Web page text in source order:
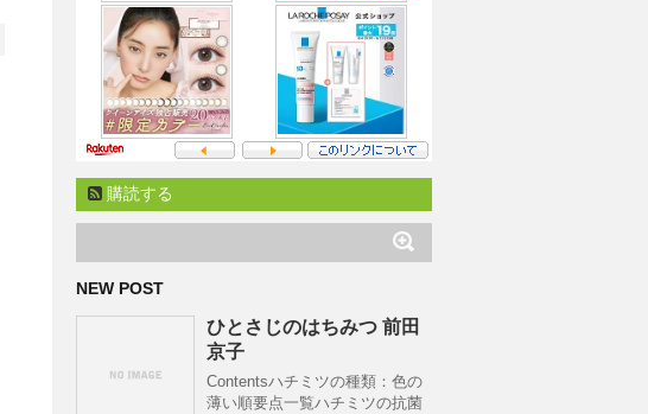
購読する
NEW POST
ひとさじのはちみつ 前田
京子
Contentsハチミツの種類：色の
薄い順要点一覧ハチミツの抗菌